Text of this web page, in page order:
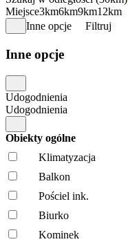
Miejsce3km6km9km12km
Inne opcje
Filtruj
Inne opcje
Udogodnienia
Udogodnienia
Obiekty ogólne
Klimatyzacja
Balkon
Pościel ink.
Biurko
Kominek